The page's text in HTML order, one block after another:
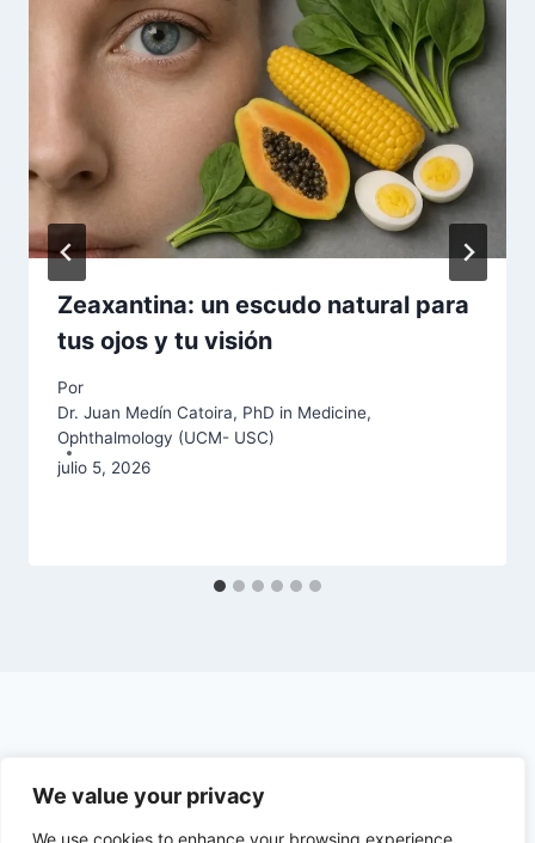
We value your privacy
We use cookies to enhance your browsing experience,
Zeaxantina: un escudo natural para
tus ojos y tu visión
Por
Dr. Juan Medín Catoira, PhD in Medicine,
Ophthalmology (UCM- USC)
julio 5, 2026